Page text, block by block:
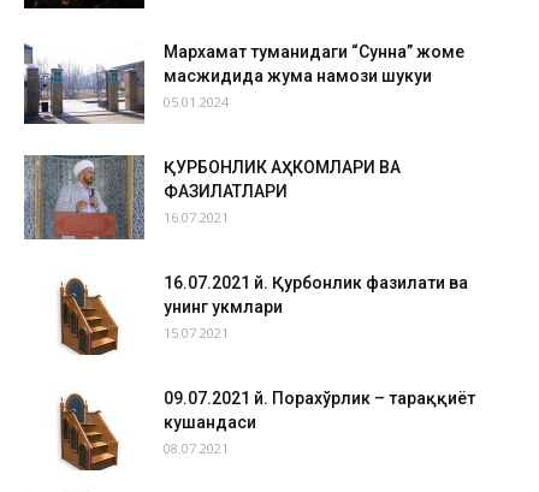
Мархамат туманидаги “Сунна” жоме
масжидида жума намози шукуҳи
05.01.2024
ҚУРБОНЛИК АҲКОМЛАРИ ВА
ФАЗИЛАТЛАРИ
16.07.2021
16.07.2021 й. Қурбонлик фазилати ва
унинг ҳукмлари
15.07.2021
09.07.2021 й. Порахўрлик – тараққиёт
кушандаси
08.07.2021